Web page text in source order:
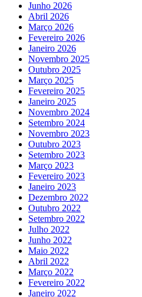
Junho 2026
Abril 2026
Março 2026
Fevereiro 2026
Janeiro 2026
Novembro 2025
Outubro 2025
Março 2025
Fevereiro 2025
Janeiro 2025
Novembro 2024
Setembro 2024
Novembro 2023
Outubro 2023
Setembro 2023
Março 2023
Fevereiro 2023
Janeiro 2023
Dezembro 2022
Outubro 2022
Setembro 2022
Julho 2022
Junho 2022
Maio 2022
Abril 2022
Março 2022
Fevereiro 2022
Janeiro 2022